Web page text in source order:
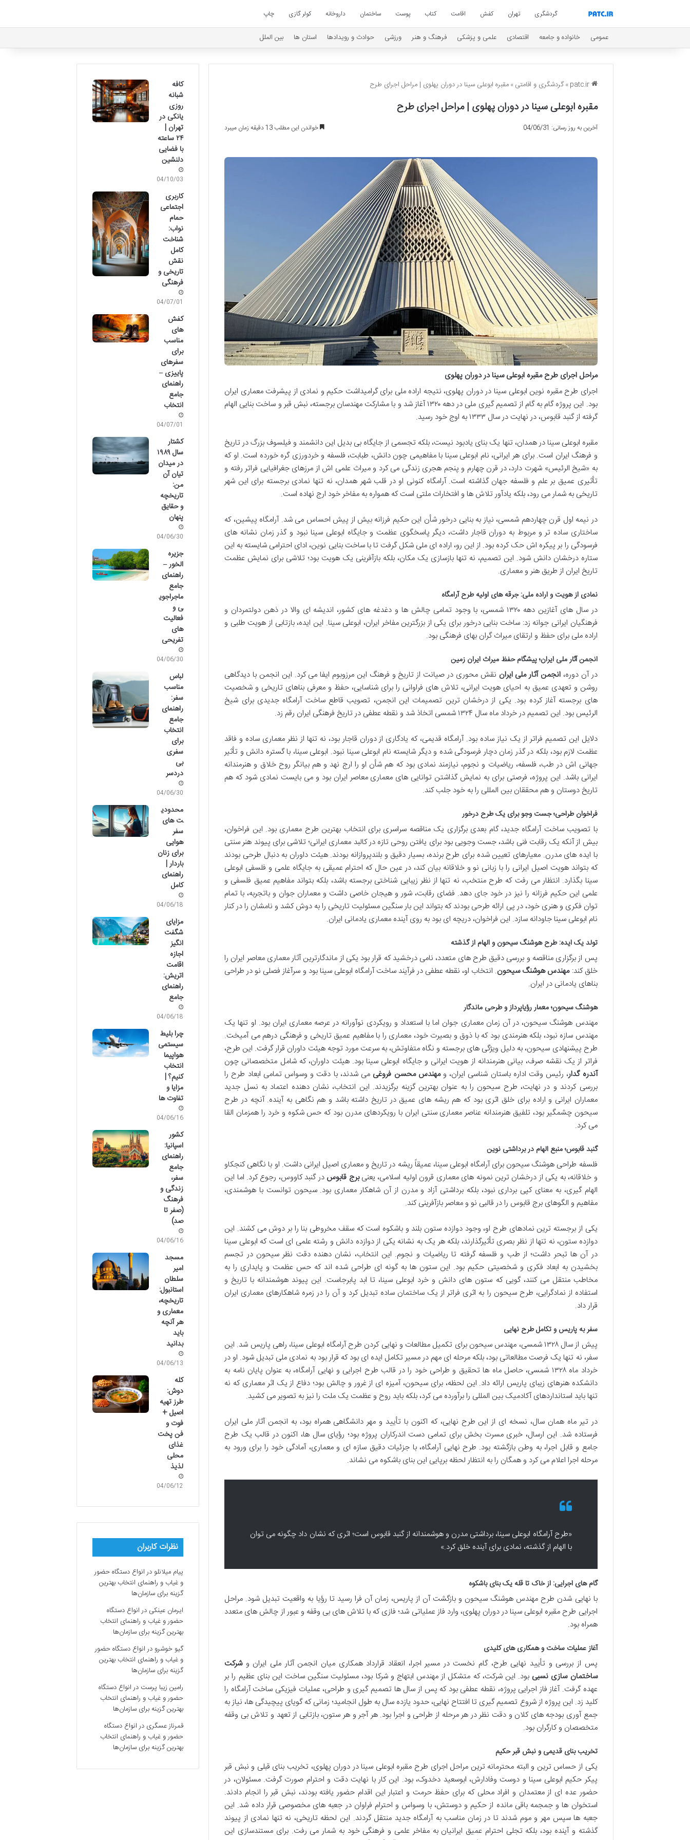
گردشگری تهران کفش اقامت کتاب پوست ساختمان داروخانه کولر گازی چاپ
عمومی خانواده و جامعه اقتصادی علمی و پزشکی فرهنگ و هنر ورزشی حوادث و رویدادها استان ها بین الملل
patc.ir
» گردشگری و اقامتی » مقبره ابوعلی سینا در دوران پهلوی | مراحل اجرای طرح
مقبره ابوعلی سینا در دوران پهلوی | مراحل اجرای طرح
آخرین به روز رسانی: 04/06/31 خواندن این مطلب 13 دقیقه زمان میبرد
مراحل اجرای طرح مقبره ابوعلی سینا در دوران پهلوی
اجرای طرح مقبره نوین ابوعلی سینا در دوران پهلوی، نتیجه اراده ملی برای گرامیداشت حکیم و نمادی از پیشرفت معماری ایران
بود. این پروژه گام به گام از تصمیم گیری ملی در دهه ۱۳۲۰ آغاز شد و با مشارکت مهندسان برجسته، نبش قبر و ساخت بنایی الهام
گرفته از گنبد قابوس، در نهایت در سال ۱۳۳۳ به اوج خود رسید.
مقبره ابوعلی سینا در همدان، تنها یک بنای یادبود نیست، بلکه تجسمی از جایگاه بی بدیل این دانشمند و فیلسوف بزرگ در تاریخ
و فرهنگ ایران است. برای هر ایرانی، نام ابوعلی سینا با مفاهیمی چون دانش، طبابت، فلسفه و خردورزی گره خورده است. او که
به «شیخ الرئیس» شهرت دارد، در قرن چهارم و پنجم هجری زندگی می کرد و میراث علمی اش از مرزهای جغرافیایی فراتر رفته و
تأثیری عمیق بر علم و فلسفه جهان گذاشته است. آرامگاه کنونی او در قلب شهر همدان، نه تنها نمادی برجسته برای این شهر
تاریخی به شمار می رود، بلکه یادآور تلاش ها و افتخارات ملتی است که همواره به مفاخر خود ارج نهاده است.
در نیمه اول قرن چهاردهم شمسی، نیاز به بنایی درخور شأن این حکیم فرزانه بیش از پیش احساس می شد. آرامگاه پیشین، که
ساختاری ساده تر و مربوط به دوران قاجار داشت، دیگر پاسخگوی عظمت و جایگاه ابوعلی سینا نبود و گذر زمان نشانه های
فرسودگی را بر پیکره اش حک کرده بود. از این رو، اراده ای ملی شکل گرفت تا با ساخت بنایی نوین، ادای احترامی شایسته به این
ستاره درخشان دانش شود. این تصمیم، نه تنها بازسازی یک مکان، بلکه بازآفرینی یک هویت بود؛ تلاشی برای نمایش عظمت
تاریخ ایران از طریق هنر و معماری.
نمادی از هویت و اراده ملی: جرقه های اولیه طرح آرامگاه
در سال های آغازین دهه ۱۳۲۰ شمسی، با وجود تمامی چالش ها و دغدغه های کشور، اندیشه ای والا در ذهن دولتمردان و
فرهنگیان ایرانی جوانه زد: ساخت بنایی درخور برای یکی از بزرگترین مفاخر ایران، ابوعلی سینا. این ایده، بازتابی از هویت طلبی و
اراده ملی برای حفظ و ارتقای میراث گران بهای فرهنگی بود.
انجمن آثار ملی ایران؛ پیشگام حفظ میراث ایران زمین
در آن دوره، انجمن آثار ملی ایران نقش محوری در صیانت از تاریخ و فرهنگ این مرزوبوم ایفا می کرد. این انجمن با دیدگاهی
روشن و تعهدی عمیق به احیای هویت ایرانی، تلاش های فراوانی را برای شناسایی، حفظ و معرفی بناهای تاریخی و شخصیت
های برجسته آغاز کرده بود. یکی از درخشان ترین تصمیمات این انجمن، تصویب قاطع ساخت آرامگاه جدیدی برای شیخ
الرئیس بود. این تصمیم در خرداد ماه سال ۱۳۲۴ شمسی اتخاذ شد و نقطه عطفی در تاریخ فرهنگی ایران رقم زد.
دلایل این تصمیم فراتر از یک نیاز ساده بود. آرامگاه قدیمی، که یادگاری از دوران قاجار بود، نه تنها از نظر معماری ساده و فاقد
عظمت لازم بود، بلکه در گذر زمان دچار فرسودگی شده و دیگر شایسته نام ابوعلی سینا نبود. ابوعلی سینا، با گستره دانش و تأثیر
جهانی اش در طب، فلسفه، ریاضیات و نجوم، نیازمند نمادی بود که هم شأن او را ارج نهد و هم بیانگر روح خلاق و هنرمندانه
ایرانی باشد. این پروژه، فرصتی برای به نمایش گذاشتن توانایی های معماری معاصر ایران بود و می بایست نمادی شود که هم
تاریخ دوستان و هم محققان بین المللی را به خود جلب کند.
فراخوان طراحی؛ جست وجو برای یک طرح درخور
با تصویب ساخت آرامگاه جدید، گام بعدی برگزاری یک مناقصه سراسری برای انتخاب بهترین طرح معماری بود. این فراخوان،
بیش از آنکه یک رقابت فنی باشد، جست وجویی بود برای یافتن روحی تازه در کالبد معماری ایرانی؛ تلاشی برای پیوند هنر سنتی
با ایده های مدرن. معیارهای تعیین شده برای طرح برنده، بسیار دقیق و بلندپروازانه بودند. هیئت داوران به دنبال طرحی بودند
که بتواند هویت اصیل ایرانی را با زبانی نو و خلاقانه بیان کند، در عین حال که احترام عمیقی به جایگاه علمی و فلسفی ابوعلی
سینا بگذارد. انتظار می رفت که طرح منتخب، نه تنها از نظر زیبایی شناختی برجسته باشد، بلکه بتواند مفاهیم عمیق فلسفی و
علمی این حکیم فرزانه را نیز در خود جای دهد. فضای رقابت، شور و هیجان خاصی داشت و معماران جوان و باتجربه، با تمام
توان فکری و هنری خود، در پی ارائه طرحی بودند که بتواند این بار سنگین مسئولیت تاریخی را به دوش کشد و نامشان را در کنار
نام ابوعلی سینا جاودانه سازد. این فراخوان، دریچه ای بود به روی آینده معماری یادمانی ایران.
تولد یک ایده: طرح هوشنگ سیحون و الهام از گذشته
پس از برگزاری مناقصه و بررسی دقیق طرح های متعدد، نامی درخشید که قرار بود یکی از ماندگارترین آثار معماری معاصر ایران را
خلق کند:مهندس هوشنگ سیحون. انتخاب او، نقطه عطفی در فرآیند ساخت آرامگاه ابوعلی سینا بود و سرآغاز فصلی نو در طراحی
بناهای یادمانی در ایران.
هوشنگ سیحون؛ معمار رؤیاپرداز و طرحی ماندگار
مهندس هوشنگ سیحون، در آن زمان معماری جوان اما با استعداد و رویکردی نوآورانه در عرصه معماری ایران بود. او تنها یک
مهندس سازه نبود، بلکه هنرمندی بود که با ذوق و بصیرت خود، معماری را با مفاهیم عمیق تاریخی و فرهنگی درهم می آمیخت.
طرح پیشنهادی سیحون، به دلیل ویژگی های برجسته و نگاه متفاوتش، به سرعت مورد توجه هیئت داوران قرار گرفت. این طرح،
فراتر از یک نقشه صرف، بیانی هنرمندانه از هویت ایرانی و جایگاه ابوعلی سینا بود. هیئت داوران، که شامل متخصصانی چون
آندره گدار، رئیس وقت اداره باستان شناسی ایران، ومهندس محسن فروغی می شدند، با دقت و وسواس تمامی ابعاد طرح را
بررسی کردند و در نهایت، طرح سیحون را به عنوان بهترین گزینه برگزیدند. این انتخاب، نشان دهنده اعتماد به نسل جدید
معماران ایرانی و اراده برای خلق اثری بود که هم ریشه های عمیق در تاریخ داشته باشد و هم نگاهی به آینده. آنچه در طرح
سیحون چشمگیر بود، تلفیق هنرمندانه عناصر معماری سنتی ایران با رویکردهای مدرن بود که حس شکوه و خرد را همزمان القا
می کرد.
گنبد قابوس؛ منبع الهام در برداشتی نوین
فلسفه طراحی هوشنگ سیحون برای آرامگاه ابوعلی سینا، عمیقاً ریشه در تاریخ و معماری اصیل ایرانی داشت. او با نگاهی کنجکاو
و خلاقانه، به یکی از درخشان ترین نمونه های معماری قرون اولیه اسلامی، یعنیبرج قابوس در گنبد کاووس، رجوع کرد. اما این
الهام گیری، به معنای کپی برداری نبود، بلکه برداشتی آزاد و مدرن از آن شاهکار معماری بود. سیحون توانست با هوشمندی،
مفاهیم و الگوهای برج قابوس را در قالبی نو و معاصر بازآفرینی کند.
یکی از برجسته ترین نمادهای طرح او، وجود دوازده ستون بلند و باشکوه است که سقف مخروطی بنا را بر دوش می کشند. این
دوازده ستون، نه تنها از نظر بصری تأثیرگذارند، بلکه هر یک به نشانه یکی از دوازده دانش و رشته علمی ای است که ابوعلی سینا
در آن ها تبحر داشت؛ از طب و فلسفه گرفته تا ریاضیات و نجوم. این انتخاب، نشان دهنده دقت نظر سیحون در تجسم
بخشیدن به ابعاد فکری و شخصیتی حکیم بود. این ستون ها به گونه ای طراحی شده اند که حس عظمت و پایداری را به
مخاطب منتقل می کنند، گویی که ستون های دانش و خرد ابوعلی سینا، تا ابد پابرجاست. این پیوند هوشمندانه با تاریخ و
استفاده از نمادگرایی، طرح سیحون را به اثری فراتر از یک ساختمان ساده تبدیل کرد و آن را در زمره شاهکارهای معماری ایران
قرار داد.
سفر به پاریس و تکامل طرح نهایی
پیش از سال ۱۳۲۸ شمسی، مهندس سیحون برای تکمیل مطالعات و نهایی کردن طرح آرامگاه ابوعلی سینا، راهی پاریس شد. این
سفر، نه تنها یک فرصت مطالعاتی بود، بلکه مرحله ای مهم در مسیر تکامل ایده ای بود که قرار بود به نمادی ملی تبدیل شود. او در
خرداد ماه ۱۳۲۸ شمسی، حاصل ماه ها تحقیق و طراحی خود را در قالب طرح اجرایی و نهایی آرامگاه، به عنوان پایان نامه به
دانشکده هنرهای زیبای پاریس ارائه داد. این لحظه، برای سیحون، آمیزه ای از غرور و چالش بود؛ دفاع از یک اثر معماری که نه
تنها باید استانداردهای آکادمیک بین المللی را برآورده می کرد، بلکه باید روح و عظمت یک ملت را نیز به تصویر می کشید.
در تیر ماه همان سال، نسخه ای از این طرح نهایی، که اکنون با تأیید و مهر دانشگاهی همراه بود، به انجمن آثار ملی ایران
فرستاده شد. این ارسال، خبری مسرت بخش برای تمامی دست اندرکاران پروژه بود؛ رؤیای سال ها، اکنون در قالب یک طرح
جامع و قابل اجرا، به وطن بازگشته بود. طرح نهایی آرامگاه، با جزئیات دقیق سازه ای و معماری، آمادگی خود را برای ورود به
مرحله اجرا اعلام می کرد و همگان را به انتظار لحظه برپایی این بنای باشکوه می نشاند.
«طرح آرامگاه ابوعلی سینا، برداشتی مدرن و هوشمندانه از گنبد قابوس است؛ اثری که نشان داد چگونه می توان
با الهام از گذشته، نمادی برای آینده خلق کرد.»
گام های اجرایی: از خاک تا قله یک بنای باشکوه
با نهایی شدن طرح مهندس هوشنگ سیحون و بازگشت آن از پاریس، زمان آن فرا رسید تا رؤیا به واقعیت تبدیل شود. مراحل
اجرایی طرح مقبره ابوعلی سینا در دوران پهلوی، وارد فاز عملیاتی شد؛ فازی که با تلاش های بی وقفه و عبور از چالش های متعدد
همراه بود.
آغاز عملیات ساخت و همکاری های کلیدی
پس از بررسی و تأیید نهایی طرح، گام نخست در مسیر اجرا، انعقاد قرارداد همکاری میان انجمن آثار ملی ایران وشرکت
ساختمان سازی نسبی بود. این شرکت، که متشکل از مهندس ابتهاج و شرکا بود، مسئولیت سنگین ساخت این بنای عظیم را بر
عهده گرفت. آغاز فاز اجرایی پروژه، نقطه عطفی بود که پس از سال ها تصمیم گیری و طراحی، عملیات فیزیکی ساخت آرامگاه را
کلید زد. این پروژه از شروع تصمیم گیری تا افتتاح نهایی، حدود یازده سال به طول انجامید؛ زمانی که گویای پیچیدگی ها، نیاز به
جمع آوری بودجه های کلان و دقت نظر در هر مرحله از طراحی و اجرا بود. هر آجر و هر ستون، بازتابی از تعهد و تلاش بی وقفه
متخصصان و کارگران بود.
تخریب بنای قدیمی و نبش قبر حکیم
یکی از حساس ترین و البته محترمانه ترین مراحل اجرای طرح مقبره ابوعلی سینا در دوران پهلوی، تخریب بنای قبلی و نبش قبر
پیکر حکیم ابوعلی سینا و دوست وفادارش، ابوسعید دخدوک، بود. این کار با نهایت دقت و احترام صورت گرفت. مسئولان، در
حضور عده ای از معتمدان و افراد محلی که برای حفظ حرمت و اعتبار این اقدام حضور یافته بودند، نبش قبر را انجام دادند.
استخوان ها و جمجمه باقی مانده از حکیم و دوستش، با وسواس و احترام فراوان در جعبه های مخصوصی قرار داده شد. این
جعبه ها سپس مهر و موم شدند تا در زمان مناسب به آرامگاه جدید منتقل گردند. این لحظه تاریخی، نه تنها نمادی از پیوند
گذشته و آینده بود، بلکه تجلی احترام عمیق ایرانیان به مفاخر علمی و فرهنگی خود به شمار می رفت. برای مستندسازی این
کافه
شبانه
روزی
یانکی در
تهران |
۲۴ ساعته
با فضایی
دلنشین
04/10/03
کاربری
اجتماعی
حمام
نواب:
شناخت
کامل
نقش
تاریخی و
فرهنگی
04/07/01
کفش
های
مناسب
برای
سفرهای
پاییزی –
راهنمای
جامع
انتخاب
04/07/01
کشتار
سال ۱۹۸۹
در میدان
تیان آن
من:
تاریخچه
و حقایق
پنهان
04/06/30
جزیره
الخور –
راهنمای
جامع
ماجراجوی
ی و
فعالیت
های
تفریحی
04/06/30
لباس
مناسب
سفر:
راهنمای
جامع
انتخاب
برای
سفری
بی
دردسر
04/06/30
محدودی
ت های
سفر
هوایی
برای زنان
باردار |
راهنمای
کامل
04/06/18
مزایای
شگفت
انگیز
اجازه
اقامت
اتریش:
راهنمای
جامع
04/06/18
چرا بلیط
سیستمی
هواپیما
انتخاب
کنیم؟ |
مزایا و
تفاوت ها
04/06/16
کشور
اسپانیا:
راهنمای
جامع
سفر،
زندگی و
فرهنگ
(صفر تا
صد)
04/06/16
مسجد
امیر
سلطان
استانبول:
تاریخچه،
معماری و
هر آنچه
باید
بدانید
04/06/13
کله
دوش:
طرز تهیه
اصیل +
فوت و
فن پخت
غذای
محلی
لذیذ
04/06/12
نظرات کاربران
پیام میلانلو درانواع دستگاه حضور
و غیاب و راهنمای انتخاب بهترین
گزینه برای سازمان‌ها
ایرمان عینکی درانواع دستگاه
حضور و غیاب و راهنمای انتخاب
بهترین گزینه برای سازمان‌ها
گیو خوشرو درانواع دستگاه حضور
و غیاب و راهنمای انتخاب بهترین
گزینه برای سازمان‌ها
رامین زیبا پرست درانواع دستگاه
حضور و غیاب و راهنمای انتخاب
بهترین گزینه برای سازمان‌ها
قمرناز عسگری درانواع دستگاه
حضور و غیاب و راهنمای انتخاب
بهترین گزینه برای سازمان‌ها